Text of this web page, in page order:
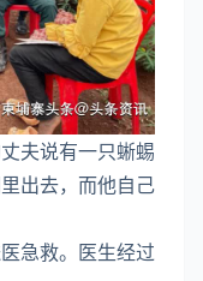
夫说有一只蜥蜴
出去，而他自己
急救。医生经过